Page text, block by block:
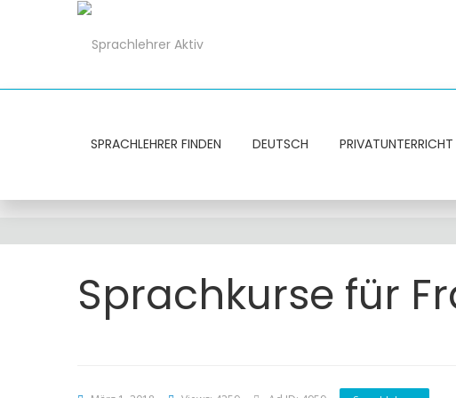
SPRACHLEHRER FINDEN DEUTSCH PRIVATUNTERRICHT
Sprachkurse für